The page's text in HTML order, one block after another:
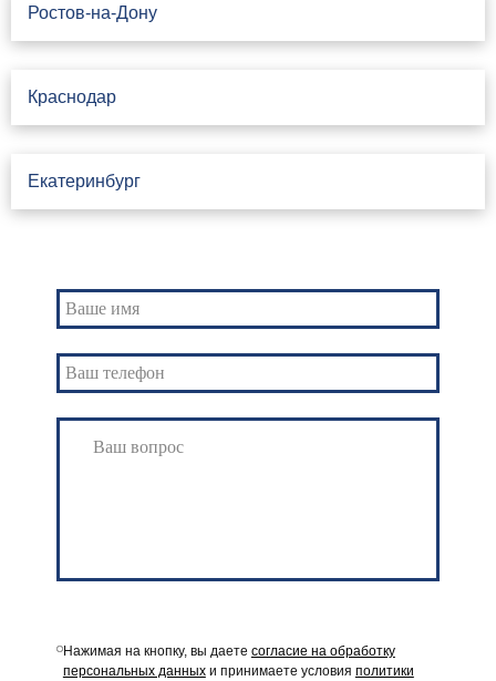
Ростов-на-Дону
Краснодар
Екатеринбург
Нажимая на кнопку, вы даете согласие на обработку
персональных данныхи принимаете условия политики